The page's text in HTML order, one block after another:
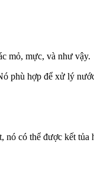
mỏ, mực, và như vậy.
phù hợp để xử lý
có thể được kết tủa